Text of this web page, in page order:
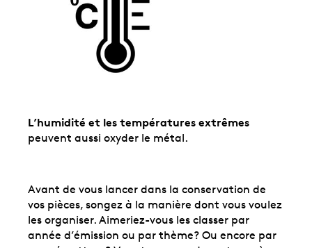
L’humidité et les températures extrêmes
peuvent aussi oxyder le métal.
Avant de vous lancer dans la conservation de
vos pièces, songez à la manière dont vous voulez
les organiser. Aimeriez-vous les classer par
année d’émission ou par thème? Ou encore par